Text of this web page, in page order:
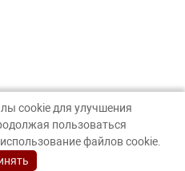
cookie для улучшения
пользоваться
файлов cookie.